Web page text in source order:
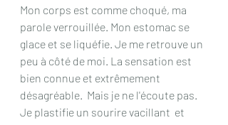
Mon corps est comme choqué, ma
parole verrouillée. Mon estomac se
glace et se liquéfie. Je me retrouve un
peu à côté de moi. La sensation est
bien connue et extrêmement
désagréable.  Mais je ne l'écoute pas.
Je plastifie un sourire vacillant  et